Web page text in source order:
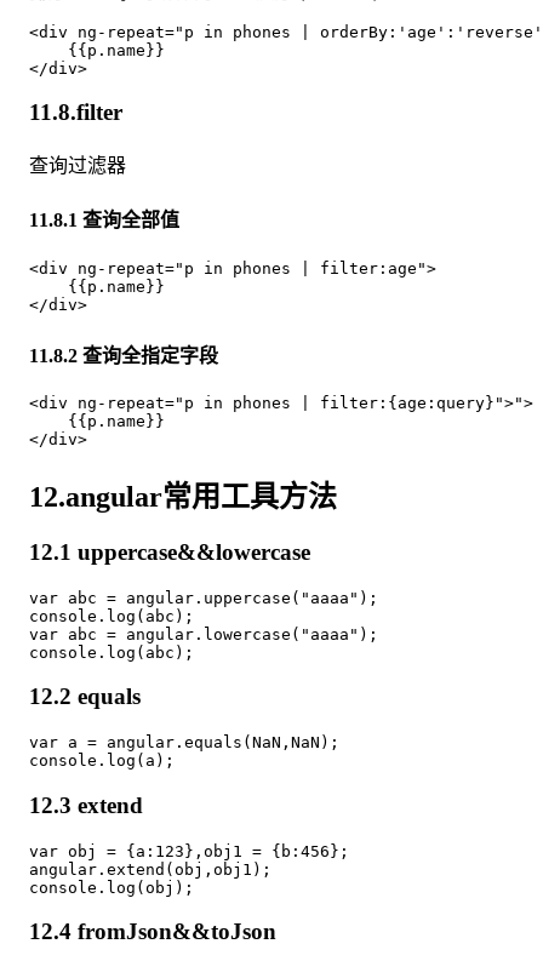
<div ng-repeat="p in phones |
    {{p.name}}
11.8.filter
查询过滤器
11.8.1 查询全部值
<div ng-repeat="p in phones | filter:age">
    {{p.name}}
11.8.2 查询全指定字段
<div ng-repeat="p in phones | filter:{age:query}">">
    {{p.name}}
12.angular常用工具方法
12.1 uppercase&&lowercase
var abc = angular.uppercase("aaaa");
console.log(abc);
var abc = angular.lowercase("aaaa");
12.2 equals
var a = angular.equals(NaN,NaN);
12.3 extend
var obj = {a:123},obj1 = {b:456};
angular.extend(obj,obj1);
12.4 fromJson&&toJson